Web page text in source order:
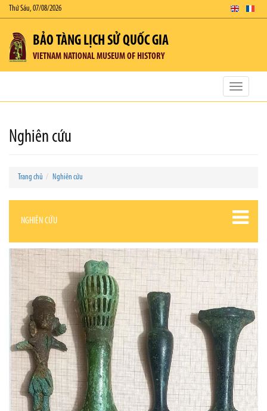
Thứ Sáu, 07/08/2026
BẢO TÀNG LỊCH SỬ QUỐC GIA
VIETNAM NATIONAL MUSEUM OF HISTORY
Toggle
Nghiên cứu
Trang chủ Nghiên cứu
NGHIÊN CỨU